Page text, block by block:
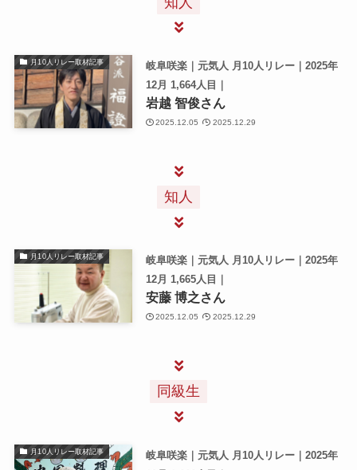
月10人リレー取材記事
岐阜咲楽｜元気人 月10人リレー｜2025年
12月 1,664人目｜
岩越 智俊さん
2025.12.05 2025.12.29
知人
月10人リレー取材記事
岐阜咲楽｜元気人 月10人リレー｜2025年
12月 1,665人目｜
安藤 博之さん
2025.12.05 2025.12.29
同級生
月10人リレー取材記事
岐阜咲楽｜元気人 月10人リレー｜2025年